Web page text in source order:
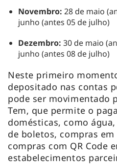
Novembro: 28 de maio
junho (antes 05 de julho)
Dezembro: 30 de maio
junho (antes 08 de julho)
Neste primeiro
depositado nas contas
pode ser movimentado
Tem, que permite o
domésticas, como
de boletos, compras
compras com QR Code
estabelecimentos